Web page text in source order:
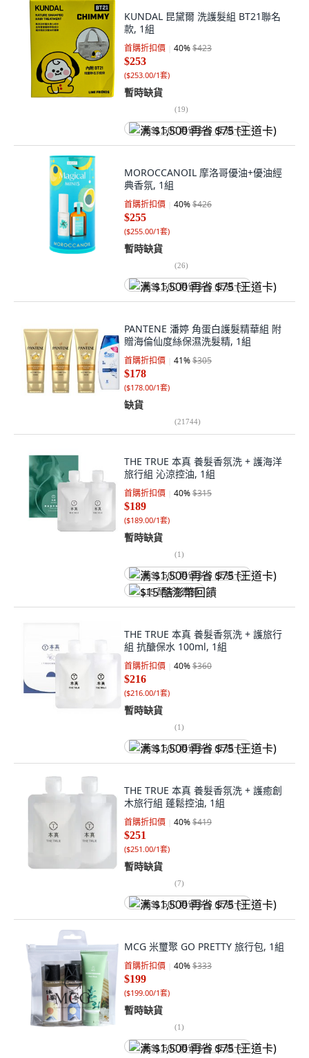
KUNDAL 昆黛爾 洗護髮組 BT21聯名
款, 1組
首購折扣價 40%$423
$253
($253.00/1套)
暫時缺貨
(19)
满 $1,500 再省 $75 (王道卡)
MOROCCANOIL 摩洛哥優油+優油經
典香氛, 1組
首購折扣價 40%$426
$255
($255.00/1套)
暫時缺貨
(26)
满 $1,500 再省 $75 (王道卡)
PANTENE 潘婷 角蛋白護髮精華組 附
贈海倫仙度絲保濕洗髮精, 1組
首購折扣價 41%$305
$178
($178.00/1套)
缺貨
(21744)
THE TRUE 本真 養髮香氛洗 + 護海洋
旅行組 沁涼控油, 1組
首購折扣價 40%$315
$189
($189.00/1套)
暫時缺貨
(1)
满 $1,500 再省 $75 (王道卡)
$15 酷澎幣回饋
THE TRUE 本真 養髮香氛洗 + 護旅行
組 抗醣保水 100ml, 1組
首購折扣價 40%$360
$216
($216.00/1套)
暫時缺貨
(1)
满 $1,500 再省 $75 (王道卡)
THE TRUE 本真 養髮香氛洗 + 護癒創
木旅行組 蓬鬆控油, 1組
首購折扣價 40%$419
$251
($251.00/1套)
暫時缺貨
(7)
满 $1,500 再省 $75 (王道卡)
MCG 米璽聚 GO PRETTY 旅行包, 1組
首購折扣價 40%$333
$199
($199.00/1套)
暫時缺貨
(1)
满 $1,500 再省 $75 (王道卡)